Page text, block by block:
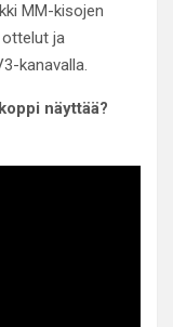
MM-kisojen
ja
kanavalla.
näyttää?